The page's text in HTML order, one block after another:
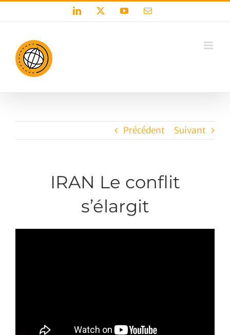
LinkedIn YouTubeEmail
Précédent Suivant
IRAN Le conflit
s’élargit